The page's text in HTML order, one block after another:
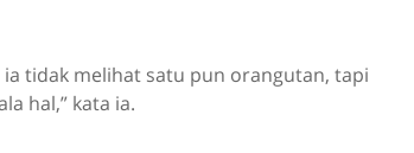
tidak melihat satu pun orangutan, tapi
hal,” kata ia.